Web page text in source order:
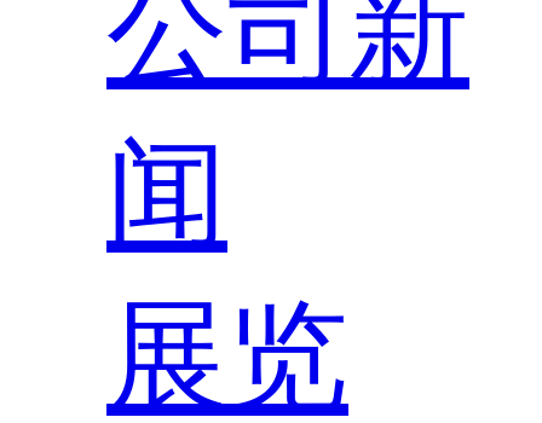
公司新
闻
展览